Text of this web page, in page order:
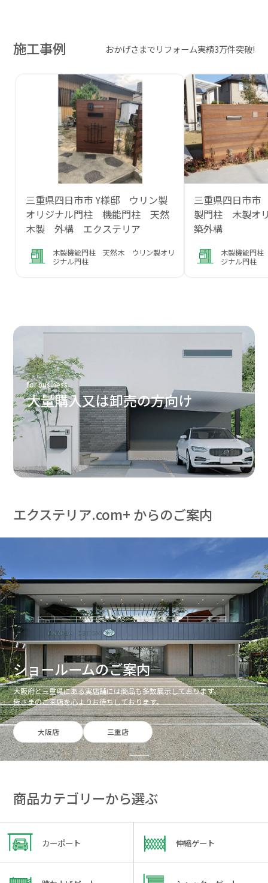
施工事例 おかげさまでリフォーム実績3万件突破!
三重県四日市市 Y様邸 ウリン製
オリジナル門柱 機能門柱 天然
木製 外構 エクステリア
木製機能門柱 天然木 ウリン製オリ
ジナル門柱
三重県四日市
製門柱 木製オ
築外構
木製機能門
ジナル門柱
for business
大量購入又は卸売の方向け
エクステリア.com+ からのご案内
ショールームのご案内
大阪府と三重県にある実店舗には商品も多数展示しております。
皆さまのご来店を心よりお待ちしております。
大阪店 三重店
商品カテゴリーから選ぶ
カーポート 伸縮ゲート